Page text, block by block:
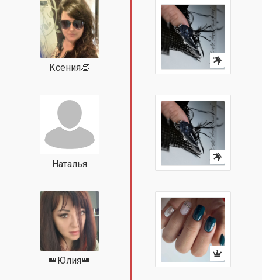
Ксения👒
Наталья
👑Юлия👑